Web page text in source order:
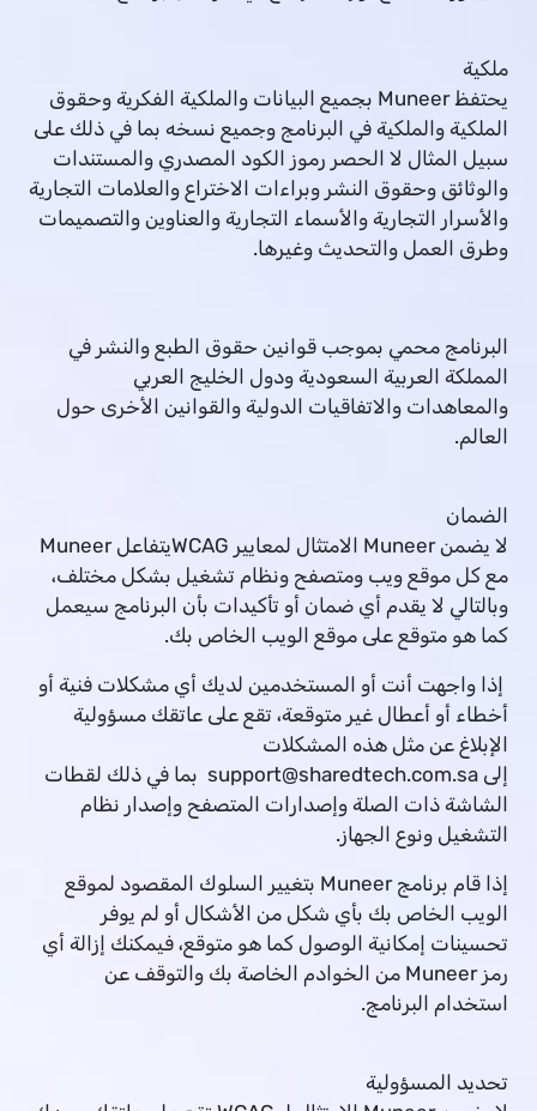
ملكية
يحتفظ Muneer بجميع البيانات والملكية الفكرية وحقوق
الملكية والملكية في البرنامج وجميع نسخه بما في ذلك على
سبيل المثال لا الحصر رموز الكود المصدري والمستندات
والوثائق وحقوق النشر وبراءات الاختراع والعلامات التجارية
والأسرار التجارية والأسماء التجارية والعناوين والتصميمات
وطرق العمل والتحديث وغيرها.
البرنامج محمي بموجب قوانين حقوق الطبع والنشر في
المملكة العربية السعودية ودول الخليج العربي
والمعاهدات والاتفاقيات الدولية والقوانين الأخرى حول
العالم.
الضمان
لا يضمن Muneer الامتثال لمعايير WCAG يتفاعل Muneer
مع كل موقع ويب ومتصفح ونظام تشغيل بشكل مختلف،
وبالتالي لا يقدم أي ضمان أو تأكيدات بأن البرنامج سيعمل
كما هو متوقع على موقع الويب الخاص بك.
إذا واجهت أنت أو المستخدمين لديك أي مشكلات فنية أو
أخطاء أو أعطال غير متوقعة، تقع على عاتقك مسؤولية
الإبلاغ عن مثل هذه المشكلات
إلى support@sharedtech.com.sa بما في ذلك لقطات
الشاشة ذات الصلة وإصدارات المتصفح وإصدار نظام
التشغيل ونوع الجهاز.
إذا قام برنامج Muneer بتغيير السلوك المقصود لموقع
الويب الخاص بك بأي شكل من الأشكال أو لم يوفر
تحسينات إمكانية الوصول كما هو متوقع، فيمكنك إزالة أي
رمز Muneer من الخوادم الخاصة بك والتوقف عن
استخدام البرنامج.
تحديد المسؤولية